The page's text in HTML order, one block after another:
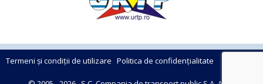
Termeni și condiții de utilizare Politica de confidențialitate